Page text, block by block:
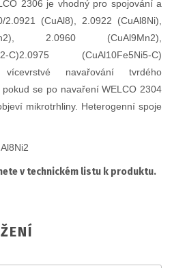
2306 je vhodný pro spojování a
(CuAl8), 2.0922 (CuAl8Ni),
2.0960 (CuAl9Mn2),
C)2.0975 (CuAl10Fe5Ni5-C)
navařování tvrdého
se po navaření WELCO 2304
mikrotrhliny. Heterogenní spoje
v technickém listu k produktu.